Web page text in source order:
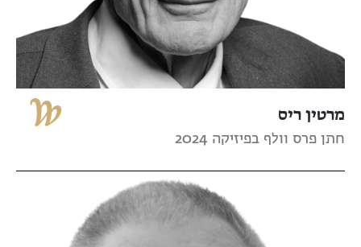
מרטין ריס
חתן פרס וולף בפיזיקה 2024